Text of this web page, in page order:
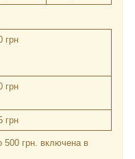
грн
грн
грн
500 грн. включена в